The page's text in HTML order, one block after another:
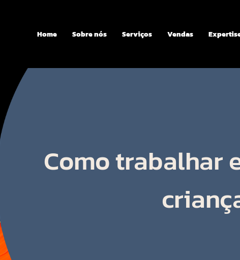
Home Sobre nós Serviços Vendas
Como trabalhar